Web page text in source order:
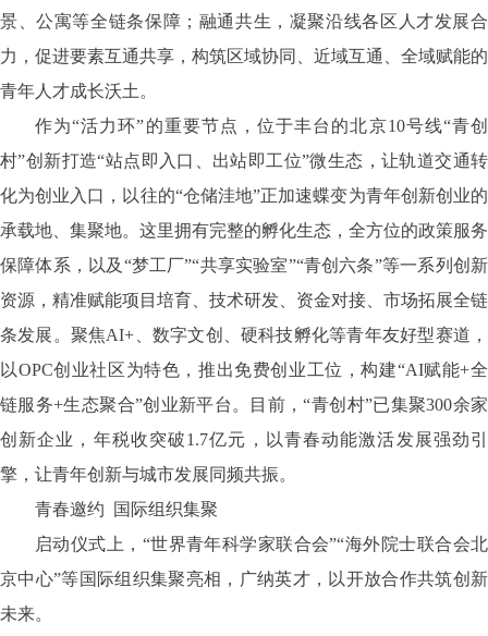
景、公寓等全链条保障；融通共生，凝聚沿线各区人才发展合
力，促进要素互通共享，构筑区域协同、近域互通、全域赋能的
青年人才成长沃土。
作为“活力环”的重要节点，位于丰台的北京10号线“青创
村”创新打造“站点即入口、出站即工位”微生态，让轨道交通转
化为创业入口，以往的“仓储洼地”正加速蝶变为青年创新创业的
承载地、集聚地。这里拥有完整的孵化生态，全方位的政策服务
保障体系，以及“梦工厂”“共享实验室”“青创六条”等一系列创新
资源，精准赋能项目培育、技术研发、资金对接、市场拓展全链
条发展。聚焦AI+、数字文创、硬科技孵化等青年友好型赛道，
以OPC创业社区为特色，推出免费创业工位，构建“AI赋能+全
链服务+生态聚合”创业新平台。目前，“青创村”已集聚300余家
创新企业，年税收突破1.7亿元，以青春动能激活发展强劲引
擎，让青年创新与城市发展同频共振。
青春邀约 国际组织集聚
启动仪式上， “世界青年科学家联合会”“海外院士联合会北
京中心”等国际组织集聚亮相，广纳英才，以开放合作共筑创新
未来。